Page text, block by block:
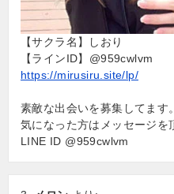
【サクラ名】しおり
【ラインID】@959cwlvm
https://mirusiru.site/lp/
素敵な出会いを募集してます。
気になった方はメッセージを
LINE ID @959cwlvm